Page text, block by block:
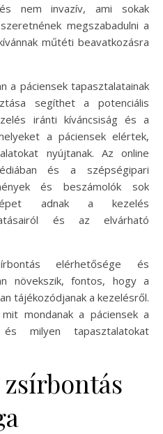
nem invazív, ami sokak
megszabadulni a
műtéti beavatkozásra
a páciensek tapasztalatainak
segíthet a potenciális
iránti kíváncsiság és a
a páciensek elértek,
nyújtanak. Az online
és a szépségipari
és beszámolók sok
adnak a kezelés
és az elvárható
elérhetősége és
növekszik, fontos, hogy a
tájékozódjanak a kezelésről.
mondanak a páciensek a
milyen tapasztalatokat